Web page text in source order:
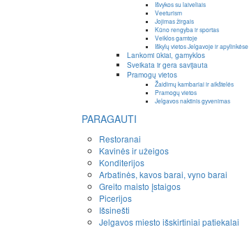
Išvykos su laiveliais
Veeturism
Jojimas žirgais
Kūno rengyba ir sportas
Veiklos gamtoje
Iškylų vietos Jelgavoje ir apylinkėse
Lankomi ūkiai, gamyklos
Sveikata ir gera savijauta
Pramogų vietos
Žaidimų kambariai ir aikštelės
Pramogų vietos
Jelgavos naktinis gyvenimas
PARAGAUTI
Restoranai
Kavinės ir užeigos
Konditerijos
Arbatinės, kavos barai, vyno barai
Greito maisto įstaigos
Picerijos
Išsinešti
Jelgavos miesto išskirtiniai patiekalai